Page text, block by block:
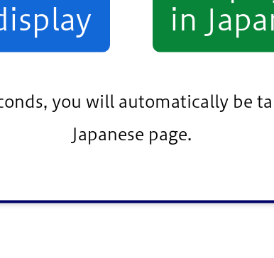
in
you will automatically be
Japanese page.